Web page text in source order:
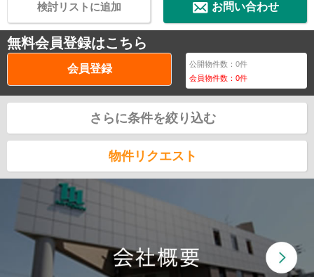
お問い合わせ
検討リストに追加
無料会員登録はこちら
会員登録 公開物件数：0件
会員物件数：0件
さらに条件を絞り込む
物件リクエスト